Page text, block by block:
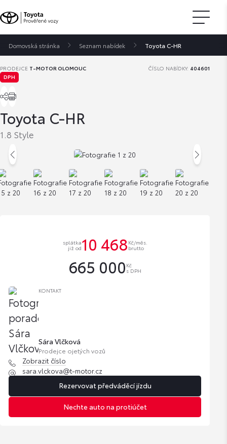
Domovská stránka Seznam nabídek Toyota C-HR
Toyota C-HR
1.8 Style
DPH
PRODEJCE T-MOTOR OLOMOUC ČÍSLO NABÍDKY: 404601
KONTAKT
Sára Vlčková
Prodejce ojetých vozů
Zobrazit číslo
sara.vlckova@t-motor.cz
Rezervovat předváděcí jízdu
splátka
již od10 468 Kč/měs.
brutto
665 000 Kč
s DPH
Nechte auto na protiúčet